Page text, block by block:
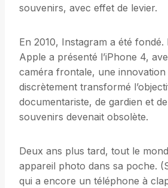
souvenirs, avec effet de levier.
En 2010, Instagram a été fondé.
Apple a présenté l’iPhone 4,
caméra frontale, une innovation
discrètement transformé
documentariste, de gardien et
souvenirs devenait obsolète.
Deux ans plus tard, tout le
appareil photo dans sa poche.
qui a encore un téléphone à